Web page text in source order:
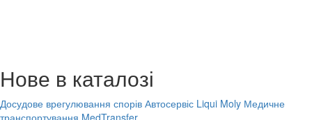
Нове в каталозі
Досудове врегулювання спорів Автосервіс Liqui Moly Медичне
транспортування MedTransfer